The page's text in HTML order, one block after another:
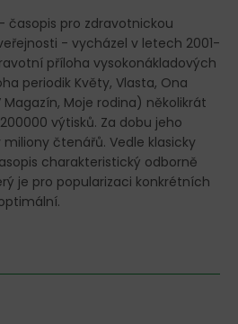
- časopis pro zdravotnickou
- vycházel v letech 2001-
příloha vysokonákladových
periodik Květy, Vlasta, Ona
Magazín, Moje rodina) několikrát
výtisků. Za dobu jeho
čtenářů. Vedle klasicky
charakteristický odborně
je pro popularizaci konkrétních